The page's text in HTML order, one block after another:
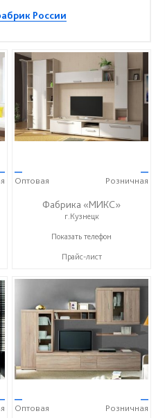
России
—
Оптовая
—
Розничная
Фабрика «МИКС»
г.Кузнецк
+7 (937) 423-36-37
Показать телефон
Прайс-лист
—
Оптовая
—
Розничная